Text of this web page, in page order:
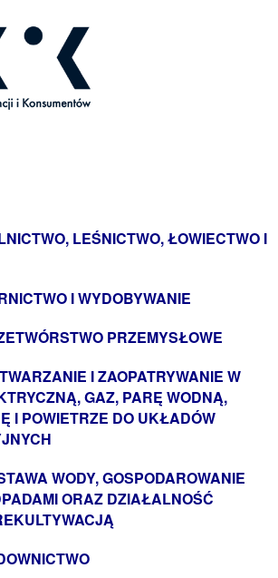
LEŚNICTWO, ŁOWIECTWO I
I WYDOBYWANIE
PRZEMYSŁOWE
I ZAOPATRYWANIE W
GAZ, PARĘ WODNĄ,
I POWIETRZE DO UKŁADÓW
WODY, GOSPODAROWANIE
ORAZ DZIAŁALNOŚĆ